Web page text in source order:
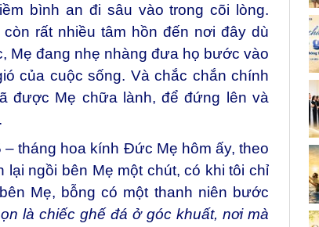
bình an đi sâu vào trong cõi lòng.
rất nhiều tâm hồn đến nơi đây dù
Mẹ đang nhẹ nhàng đưa họ bước vào
của cuộc sống. Và chắc chắn chính
được Mẹ chữa lành, để đứng lên và
tháng hoa kính Đức Mẹ hôm ấy, theo
ngồi bên Mẹ một chút, có khi tôi chỉ
Mẹ, bỗng có một thanh niên bước
là chiếc ghế đá ở góc khuất, nơi mà